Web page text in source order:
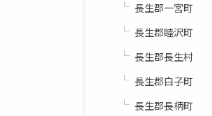
長生郡一宮町
長生郡睦沢町
長生郡長生村
長生郡白子町
長生郡長柄町